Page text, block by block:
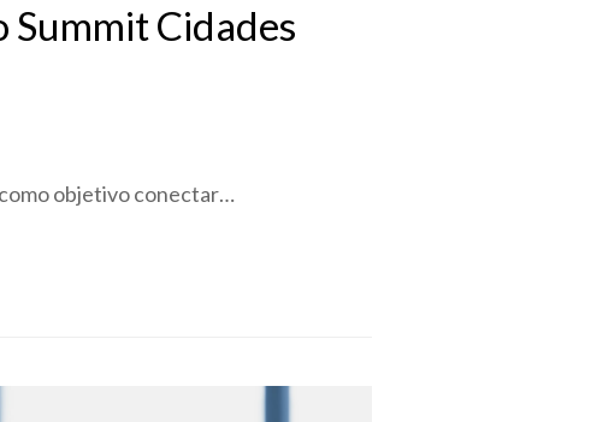
Summit Cidades
como objetivo conectar…